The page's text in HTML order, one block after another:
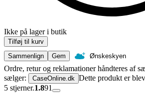
Ikke på lager i butik
Tilføj til kurv
Sammenlign
Gem Ønskeskyen
Ordre, retur og reklamationer håndteres af
sælger:
CaseOnline.dk Dette produkt er
5 stjerner.1.891